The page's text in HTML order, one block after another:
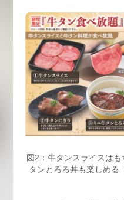
図2：牛タンスライスは
タンとろろ丼も楽しめる